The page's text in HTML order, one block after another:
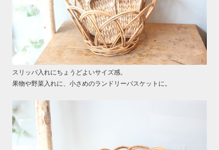
スリッパ入れにちょうどよいサイズ感。
果物や野菜入れに、小さめのランドリーバスケットに。